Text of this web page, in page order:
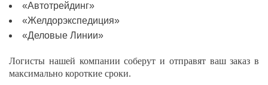
«Автотрейдинг»
«Желдорэкспедиция»
«Деловые Линии»
Логисты нашей компании соберут и отправят ваш заказ в
максимально короткие сроки.